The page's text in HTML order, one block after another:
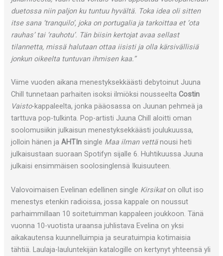
duetossa niin paljon ku tuntuu hyvältä. Toka idea oli sitten
itse sana ‘tranquilo’, joka on portugalia ja tarkoittaa et ‘ota
rauhas’ tai ‘rauhotu’. Tän biisin kertojat avaa sellast
tilannetta, missä halutaan ottaa iisisti ja olla kärsivällisiä
jonkun oikeelta tuntuvan ihmisen kaa.”
Viime vuoden aikana menestyksekkäästi debytoinut Juuna
Chill tunnetaan parhaiten isoksi ilmiöksi nousseeltaCostin
Vaisto-kappaleelta, jonka pääosassa on Juunan pehmeä ja
tarttuva pop-tulkinta. Pop-artisti Juuna Chill aloitti oman
soolomusiikin julkaisun menestyksekkäästi joulukuussa,
jolloin hänen jaAHTIn single Maa ilman vettänousi heti
julkaisustaan suoraan Spotifyn sijalle 6. Huhtikuussa Juuna
julkaisi ensimmäisen soolosinglensä Ikuisuuteen.
Valovoimaisen Evelinan edellinen single Kirsikat on ollut iso
menestys etenkin radioissa, jossa kappale on noussut
parhaimmillaan 10 soitetuimman kappaleen joukkoon. Tänä
vuonna 10-vuotista uraansa juhlistava Evelina on yksi
aikakautensa kuunnelluimpia ja seuratuimpia kotimaisia
tähtiä. Laulaja-lauluntekijän katalogille on kertynyt yhteensä yli